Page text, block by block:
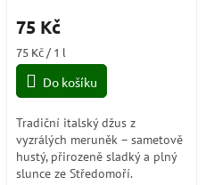
75 Kč
Měrná
cena:
75 Kč / 1 l
Do košíku
Tradiční italský džus z
vyzrálých meruněk – sametově
hustý, přirozeně sladký a plný
slunce ze Středomoří.